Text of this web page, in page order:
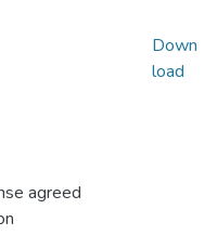
agreed
Down
load